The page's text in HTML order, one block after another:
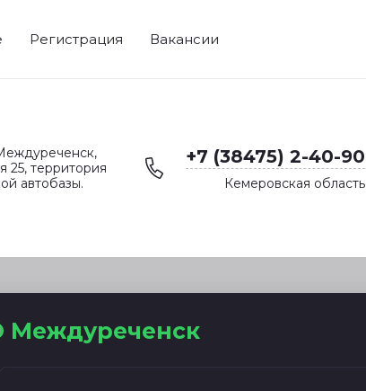
Регистрация Вакансии
25, территория
автобазы.
+7 (38475) 2-40-90
Кемеровская область